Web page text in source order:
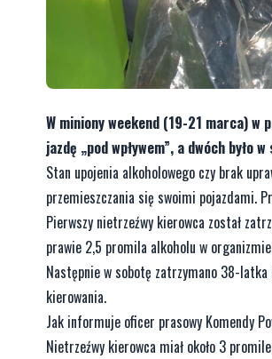
W miniony weekend (19-21 marca) w
jazdę „pod wpływem”, a dwóch było
Stan upojenia alkoholowego czy brak
przemieszczania się swoimi pojazdami.
Pierwszy nietrzeźwy kierowca został
prawie 2,5 promila alkoholu w
Następnie w sobotę zatrzymano 38-latka
kierowania.
Jak informuje oficer prasowy Komendy
Nietrzeźwy kierowca miał około 3